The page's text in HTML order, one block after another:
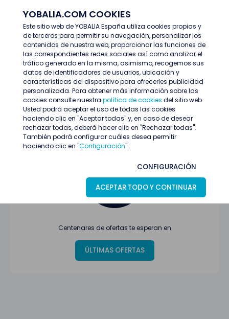
YOBALIA.COM COOKIES
Este sitio web de YOBALIA España utiliza cookies propias y
de terceros para permitir su navegación, personalizar los
contenidos de nuestra web, proporcionar las funciones de
las correspondientes redes sociales así como analizar el
tráfico generado en la misma, asimismo, recogemos sus
datos de identificadores de usuarios, ubicación y
características del dispositivo para ofrecerles publicidad
personalizada. Para obtener más información sobre las
cookies consulte nuestra política de cookies del sitio web.
Usted podrá aceptar el uso de todas las cookies
haciendo clic en "Aceptar todas" y, en caso de desear
rechazar todas, deberá hacer clic en "Rechazar todas".
También podrá configurar cuáles desea permitir
haciendo clic en "Configuración".
CONFIGURACIÓN
ACEPTAR TODO Y CONTINUAR
Últimas ofertas
Oferta no encontrada o ha finalizado su
proceso de selección
Centenares de ofertas te esperan en
ÚLTIMAS OFERTAS